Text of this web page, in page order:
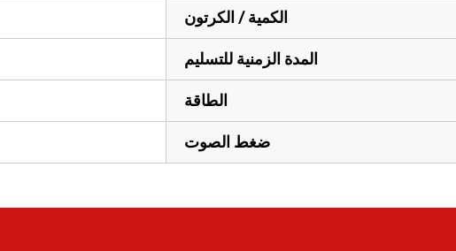
الكمية / الكرتون
المدة الزمنية للتسليم
الطاقة
ضغط الصوت